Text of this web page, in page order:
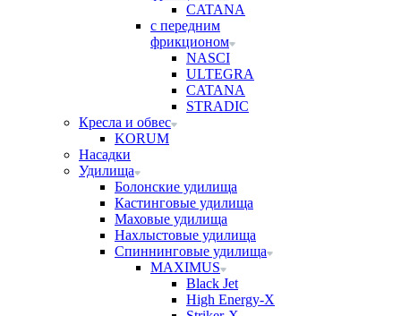
CATANA
с передним
фрикционом
NASCI
ULTEGRA
CATANA
STRADIC
Кресла и обвес
KORUM
Насадки
Удилища
Болонские удилища
Кастинговые удилища
Маховые удилища
Нахлыстовые удилища
Спиннинговые удилища
MAXIMUS
Black Jet
High Energy-X